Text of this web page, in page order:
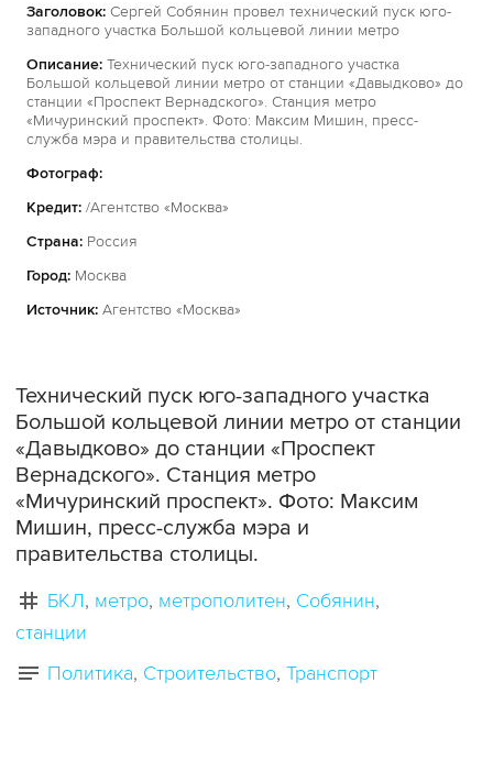
Заголовок: Сергей Собянин провел технический пуск юго-
западного участка Большой кольцевой линии метро
Описание: Технический пуск юго-западного участка
Большой кольцевой линии метро от станции «Давыдково» до
станции «Проспект Вернадского». Станция метро
«Мичуринский проспект». Фото: Максим Мишин, пресс-
служба мэра и правительства столицы.
Фотограф:
Кредит: /Агентство «Москва»
Страна: Россия
Город: Москва
Источник: Агентство «Москва»
Технический пуск юго-западного участка
Большой кольцевой линии метро от станции
«Давыдково» до станции «Проспект
Вернадского». Станция метро
«Мичуринский проспект». Фото: Максим
Мишин, пресс-служба мэра и
правительства столицы.
БКЛ метро метрополитен Собянин
станции
Политика Строительство Транспорт